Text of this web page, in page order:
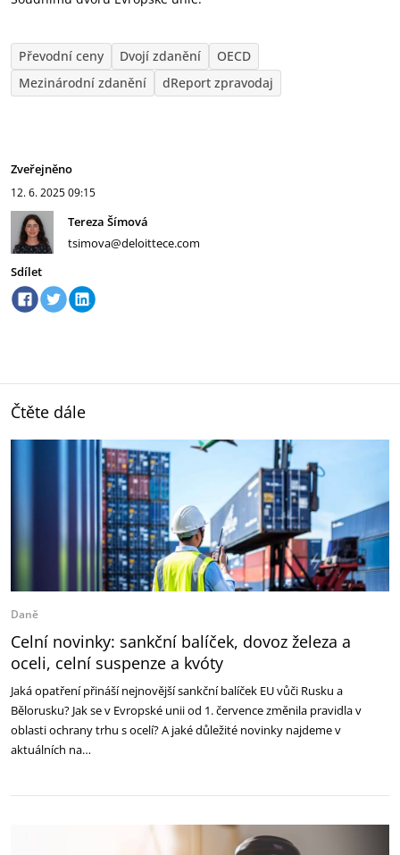
Převodní ceny Dvojí zdanění
OECD
Mezinárodní zdanění
dReport zpravodaj
Zveřejněno
12. 6. 202509:15
Tereza Šímová
tsimova@deloittece.com
Sdílet
Čtěte dále
Daně
Celní novinky: sankční balíček, dovoz železa a
oceli, celní suspenze a kvóty
Jaká opatření přináší nejnovější sankční balíček EU vůči Rusku a
Bělorusku? Jak se v Evropské unii od 1. července změnila pravidla v
oblasti ochrany trhu s ocelí? A jaké důležité novinky najdeme v
aktuálních na…